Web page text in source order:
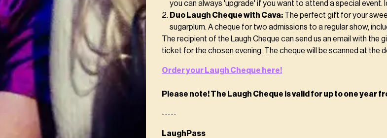
you can always 'upgrade' if you want to attend a special event.
Duo Laugh Cheque with Cava: The perfect gift for your
sugarplum. A cheque for two admissions to a regular show,
The recipient of the Laugh Cheque can send us an email with the
ticket for the chosen evening. The cheque will be scanned at the
Order your Laugh Cheque here!
Please note! The Laugh Cheque is valid for up to one year
-----
LaughPass